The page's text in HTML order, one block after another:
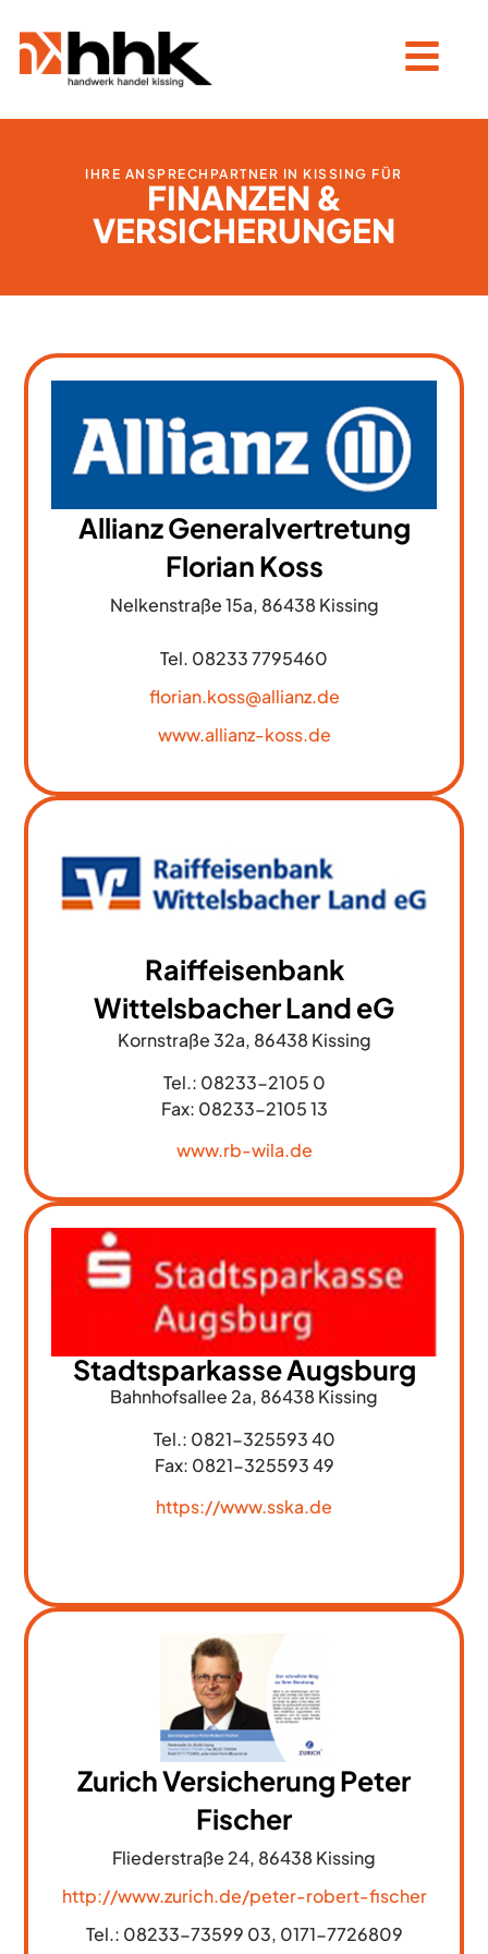
IHRE ANSPRECHPARTNER IN KISSING FÜR
FINANZEN &
VERSICHERUNGEN
Allianz Generalvertretung
Florian Koss
Nelkenstraße 15a, 86438 Kissing
Tel. 08233 7795460
florian.koss@allianz.de
www.allianz-koss.de
Raiffeisenbank
Wittelsbacher Land eG
Kornstraße 32a, 86438 Kissing
Tel.: 08233-2105 0
Fax: 08233-2105 13
www.rb-wila.de
Stadtsparkasse Augsburg
Bahnhofsallee 2a, 86438 Kissing
Tel.: 0821-325593 40
Fax: 0821-325593 49
https://www.sska.de
Zurich Versicherung Peter
Fischer
Fliederstraße 24, 86438 Kissing
http://www.zurich.de/peter-robert-fischer
Tel.: 08233-73599 03, 0171-7726809